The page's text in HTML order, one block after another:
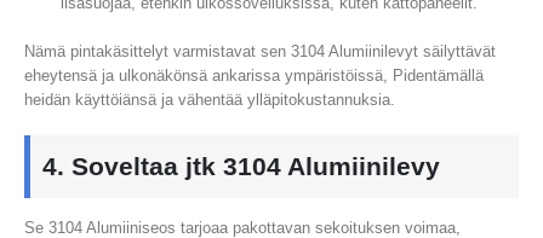
Nämä pintakäsittelyt varmistavat sen 3104 Alumiinilevyt säilyttävät
eheytensä ja ulkonäkönsä ankarissa ympäristöissä, Pidentämällä
heidän käyttöiänsä ja vähentää ylläpitokustannuksia.
4. Soveltaa jtk 3104 Alumiinilevy
Se 3104 Alumiiniseos tarjoaa pakottavan sekoituksen voimaa,